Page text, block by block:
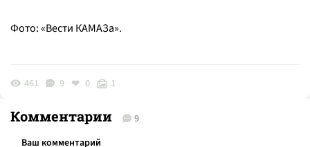
Фото: «Вести КАМАЗа».
461 9 0 1
Комментарии 9